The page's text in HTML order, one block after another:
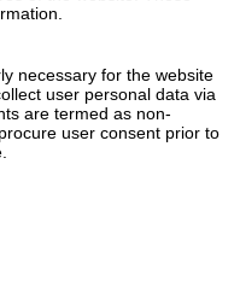
necessary for the website
user personal data via
are termed as non-
user consent prior to